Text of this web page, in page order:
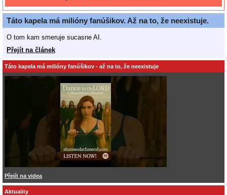
Táto kapela má milióny fanúšikov. Až na to, že neexistuje.
O tom kam smeruje sucasne AI.
Přejít na článek
Táto kapela má milióny fanúšikov - až na to, že neexistuje
Přejít na videa
Aktuality